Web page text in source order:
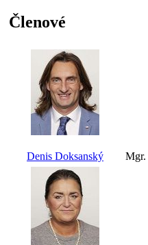
Členové
Denis Doksanský Mgr.